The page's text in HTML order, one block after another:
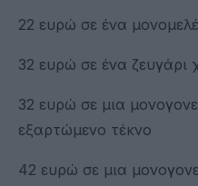
22 ευρώ σε ένα
32 ευρώ σε ένα ζευγάρι
32 ευρώ σε μια
εξαρτώμενο τέκνο
42 ευρώ σε μια